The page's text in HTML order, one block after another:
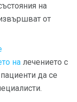
на
от
на лечението с
да се